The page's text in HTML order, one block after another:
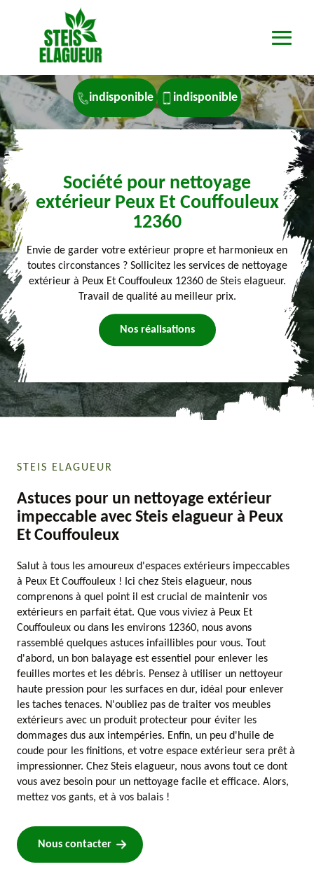
indisponible indisponible
Société pour nettoyage
extérieur Peux Et Couffouleux
12360
Envie de garder votre extérieur propre et harmonieux en
toutes circonstances ? Sollicitez les services de nettoyage
extérieur à Peux Et Couffouleux 12360 de Steis elagueur.
Travail de qualité au meilleur prix.
Nos réalisations
STEIS ELAGUEUR
Astuces pour un nettoyage extérieur
impeccable avec Steis elagueur à Peux
Et Couffouleux
Salut à tous les amoureux d'espaces extérieurs impeccables
à Peux Et Couffouleux ! Ici chez Steis elagueur, nous
comprenons à quel point il est crucial de maintenir vos
extérieurs en parfait état. Que vous viviez à Peux Et
Couffouleux ou dans les environs 12360, nous avons
rassemblé quelques astuces infaillibles pour vous. Tout
d'abord, un bon balayage est essentiel pour enlever les
feuilles mortes et les débris. Pensez à utiliser un nettoyeur
haute pression pour les surfaces en dur, idéal pour enlever
les taches tenaces. N'oubliez pas de traiter vos meubles
extérieurs avec un produit protecteur pour éviter les
dommages dus aux intempéries. Enfin, un peu d'huile de
coude pour les finitions, et votre espace extérieur sera prêt à
impressionner. Chez Steis elagueur, nous avons tout ce dont
vous avez besoin pour un nettoyage facile et efficace. Alors,
mettez vos gants, et à vos balais !
Nous contacter